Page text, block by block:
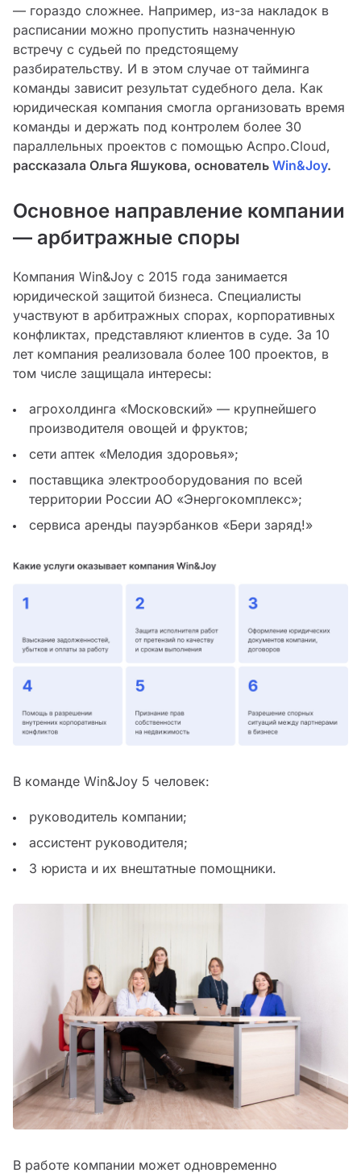
— гораздо сложнее. Например, из-за накладок в
расписании можно пропустить назначенную
встречу с судьей по предстоящему
разбирательству. И в этом случае от тайминга
команды зависит результат судебного дела. Как
юридическая компания смогла организовать время
команды и держать под контролем более 30
параллельных проектов с помощью Аспро.Cloud,
рассказала Ольга Яшукова, основатель Win&Joy.
Основное направление компании
— арбитражные споры
Компания Win&Joy с 2015 года занимается
юридической защитой бизнеса. Специалисты
участвуют в арбитражных спорах, корпоративных
конфликтах, представляют клиентов в суде. За 10
лет компания реализовала более 100 проектов, в
том числе защищала интересы:
агрохолдинга «Московский» — крупнейшего
производителя овощей и фруктов;
сети аптек «Мелодия здоровья»;
поставщика электрооборудования по всей
территории России АО «Энергокомплекс»;
сервиса аренды пауэрбанков «Бери заряд!»
В команде Win&Joy 5 человек:
руководитель компании;
ассистент руководителя;
3 юриста и их внештатные помощники.
В работе компании может одновременно